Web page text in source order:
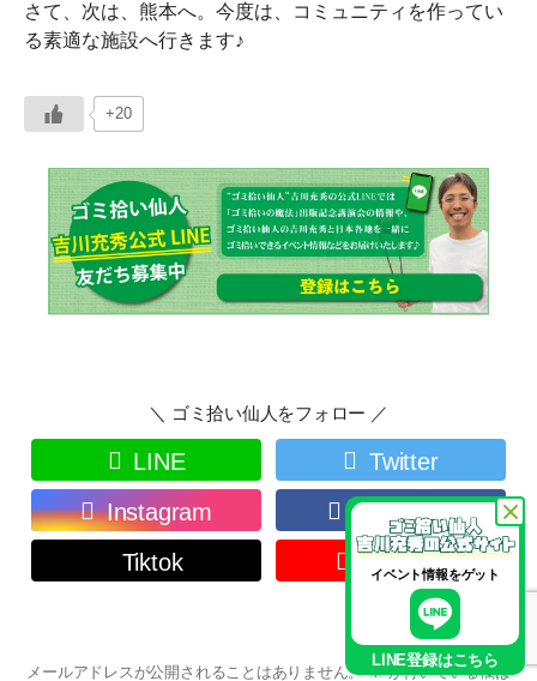
さて、次は、熊本へ。今度は、コミュニティを作ってい
る素適な施設へ行きます♪
+20
＼ ゴミ拾い仙人をフォロー ／
LINE
Twitter
Instagram
Facebook
Tiktok
Youtube
メールアドレスが公開されることはありません。 ※が付いている欄は
イベント情報をゲット
LINE登録はこちら